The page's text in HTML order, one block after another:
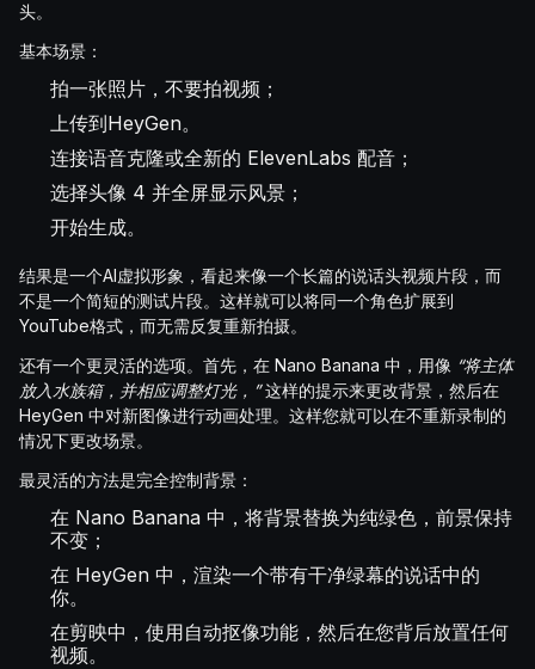
头。
基本场景：
拍一张照片，不要拍视频；
上传到HeyGen。
连接语音克隆或全新的 ElevenLabs 配音；
选择头像 4 并全屏显示风景；
开始生成。
结果是一个AI虚拟形象，看起来像一个长篇的说话头视频片段，而
不是一个简短的测试片段。这样就可以将同一个角色扩展到
YouTube格式，而无需反复重新拍摄。
还有一个更灵活的选项。首先，在 Nano Banana 中，用像 “将主体
放入水族箱，并相应调整灯光，”这样的提示来更改背景，然后在
HeyGen 中对新图像进行动画处理。这样您就可以在不重新录制的
情况下更改场景。
最灵活的方法是完全控制背景：
在 Nano Banana 中，将背景替换为纯绿色，前景保持
不变；
在 HeyGen 中，渲染一个带有干净绿幕的说话中的
你。
在剪映中，使用自动抠像功能，然后在您背后放置任何
视频。